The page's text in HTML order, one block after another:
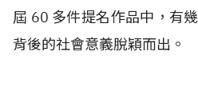
屆 60 多件提名作品中，有
背後的社會意義脫穎而出。